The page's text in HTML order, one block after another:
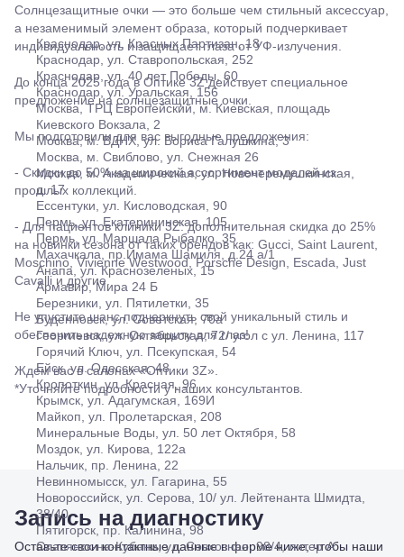
Солнцезащитные очки — это больше чем стильный аксессуар,
а незаменимый элемент образа, который подчеркивает
индивидуальность и защищает глаза от УФ-излучения.
До конца 2025 года в Оптике 3Z действует специальное
предложение на солнцезащитные очки.
Мы подготовили для вас выгодные предложения:
- Скидки до 50% на широкий ассортимент моделей из
прошлых коллекций.
- Для пациентов клиники 3Z: дополнительная скидка до 25%
на новинки сезона от таких брендов как: Gucci, Saint Laurent,
Moschino, Vivienne Westwood, Porsche Design, Escada, Just
Cavalli и другие.
Не упустите шанс подчеркнуть свой уникальный стиль и
обеспечить надежную защиту для глаз!
Ждем вас в салонах «Оптики 3Z».
*Уточняйте подробности у наших консультантов.
Запись на диагностику
Оставьте свои контактные данные в форме ниже, чтобы наши
Краснодар, ул. Красных Партизан, 18
Краснодар, ул. Ставропольская, 252
Краснодар, ул. 40 лет Победы, 60
Краснодар, ул. Уральская, 156
Москва, ТРЦ Европейский, м. Киевская, площадь
Киевского Вокзала, 2
Москва, м. ВДНХ, ул. Бориса Галушкина, 3
Москва, м. Свиблово, ул. Снежная 26
Москва, м. Академическая, ул. Новочеремушкинская,
д. 17
Ессентуки, ул. Кисловодская, 90
Пермь, ул. Екатерининская, 105
Пермь, ул. Маршала Рыбалко, 35
Махачкала, пр.Имама Шамиля, д.24 а/1
Анапа, ул. Краснозеленых, 15
Армавир, Мира 24 Б
Березники, ул. Пятилетки, 35
Буденновск, ул. Советская, 70а
Георгиевск, ул. Октябрьская, 72/ угол с ул. Ленина, 117
Горячий Ключ, ул. Псекупская, 54
Ейск, ул. Одесская, 48
Кропоткин, ул. Красная, 96
Крымск, ул. Адагумская, 169И
Майкоп, ул. Пролетарская, 208
Минеральные Воды, ул. 50 лет Октября, 58
Моздок, ул. Кирова, 122а
Нальчик, пр. Ленина, 22
Невинномысск, ул. Гагарина, 55
Новороссийск, ул. Серова, 10/ ул. Лейтенанта Шмидта,
38/40
Пятигорск, пр. Калинина, 98
Славянск-на-Кубани, ул. Совхозная, 98/4, литер А
105
Пермь,
ул.
Маршала
Рыбалко,
35
Махачкала,
пр.Имама
Шамиля,
д.24 а/1
Анапа, ул.
Краснозеленых,
15
Армавир,
Мира 24
Б
Березники,
ул.
Пятилетки,
35
Буденновск,
ул.
Советская,
70а
Георгиевск,
ул.
Октябрьская,
72/ угол с ул.
Ленина, 117
Горячий
Ключ, ул.
Псекупская,
54
Ейск, ул.